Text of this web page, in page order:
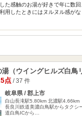
た感触のお湯が好きで年に数
用したときにはヌルヌル感が
（ウイングヒルズ白鳥
点/ 37 件
岐阜県 / 郡上市
白山長滝駅5.80km 北濃駅4.66km
長良川鉄道美濃白鳥駅からタクシ
道白鳥ICから…